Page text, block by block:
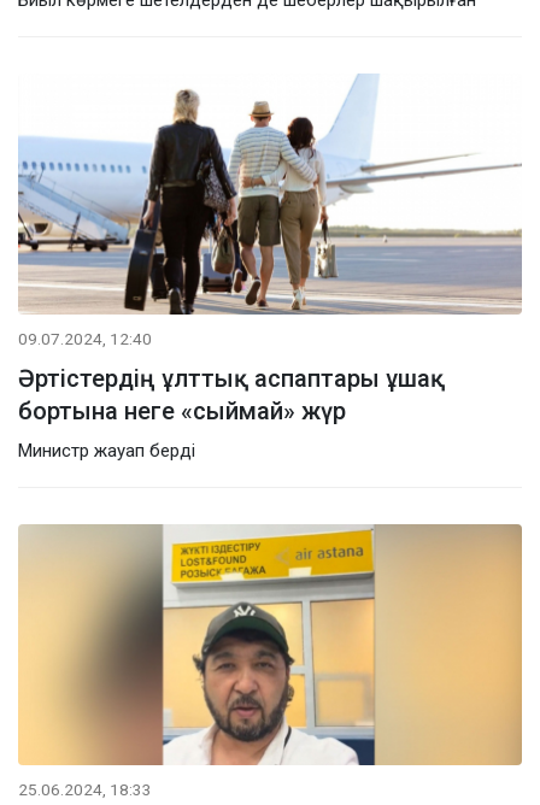
09.07.2024, 12:40
Әртістердің ұлттық аспаптары ұшақ
бортына неге «сыймай» жүр
Министр жауап берді
25.06.2024, 18:33